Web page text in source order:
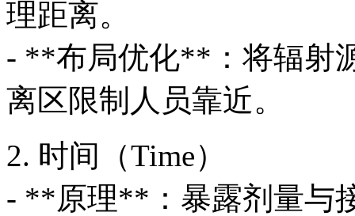
理距离。
- **布局优化**：将辐射
离区限制人员靠近。
2. 时间（Time）
- **原理**：暴露剂量与